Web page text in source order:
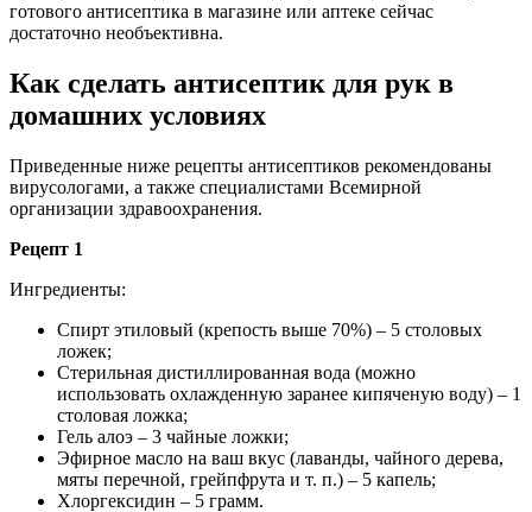
готового антисептика в магазине или аптеке сейчас
достаточно необъективна.
Как сделать антисептик для рук в
домашних условиях
Приведенные ниже рецепты антисептиков рекомендованы
вирусологами, а также специалистами Всемирной
организации здравоохранения.
Рецепт 1
Ингредиенты:
Спирт этиловый (крепость выше 70%) – 5 столовых
ложек;
Стерильная дистиллированная вода (можно
использовать охлажденную заранее кипяченую воду) – 1
столовая ложка;
Гель алоэ – 3 чайные ложки;
Эфирное масло на ваш вкус (лаванды, чайного дерева,
мяты перечной, грейпфрута и т. п.) – 5 капель;
Хлоргексидин – 5 грамм.